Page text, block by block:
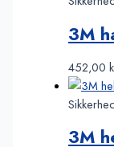
3M
452,00
3M